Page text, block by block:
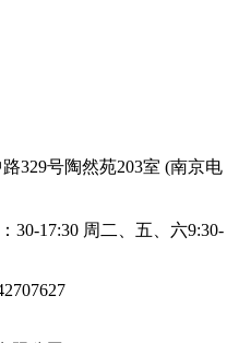
329号陶然苑203室 (南京电
30-17:30 周二、五、六9:30-